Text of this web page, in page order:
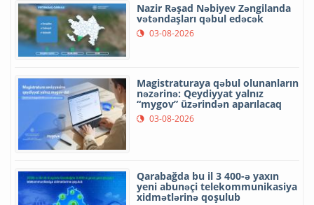
Nazir Rəşad Nəbiyev Zəngilanda
vətəndaşları qəbul edəcək
03-08-2026
Magistraturaya qəbul olunanların
nəzərinə: Qeydiyyat yalnız
“mygov” üzərindən aparılacaq
03-08-2026
Qarabağda bu il 3 400-ə yaxın
yeni abunəçi telekommunikasiya
xidmətlərinə qoşulub